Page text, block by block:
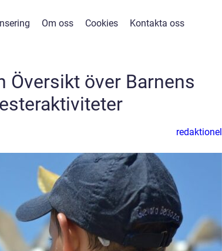
Om oss Cookies Kontakta oss
Översikt över Barnens
redaktionel